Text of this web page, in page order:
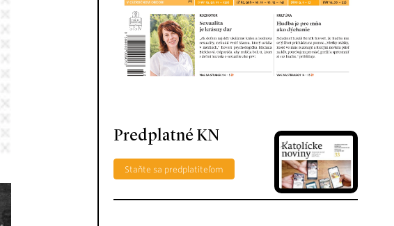
Predplatné KN
Staňte sa predplatiteľom